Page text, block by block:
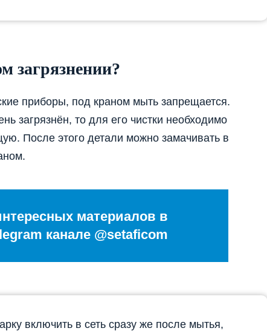
загрязнении?
приборы, под краном мыть запрещается.
загрязнён, то для его чистки необходимо
После этого детали можно замачивать в
материалов в
канале @setaficom
включить в сеть сразу же после мытья,